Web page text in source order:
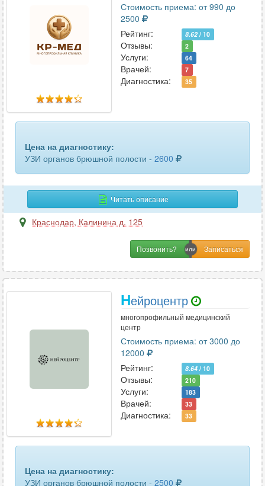
матки и придатков
матки и придатков трансвагинальное
молочных желез
мочеточников
мягких тканей шеи
27
органов брюшной полости 59
органов малого таза трансвагинальное
54
периферических лимфоузлов
периферических нервов 7
печени
Стоимость приема: от 990 до
2500
Рейтинг:
8.62 / 10
Отзывы: 2
Услуги: 64
Врачей: 7
Диагностика: 35
Цена на диагностику:
УЗИ органов брюшной полости - 2600
Читать описание
Краснодар, Калинина д. 125
Позвонить?
Нейроцентр
многопрофильный медицинский
центр
Стоимость приема: от 3000 до
12000
Рейтинг:
8.64 / 10
Отзывы: 210
Услуги: 183
Врачей: 33
Диагностика: 33
Цена на диагностику:
УЗИ органов брюшной полости - 2500